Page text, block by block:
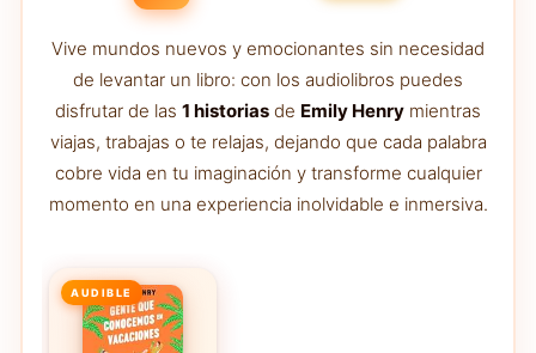
Vive mundos nuevos y emocionantes sin necesidad
de levantar un libro: con los audiolibros puedes
disfrutar de las 1 historias de Emily Henry mientras
viajas, trabajas o te relajas, dejando que cada palabra
cobre vida en tu imaginación y transforme cualquier
momento en una experiencia inolvidable e inmersiva.
AUDIBLE